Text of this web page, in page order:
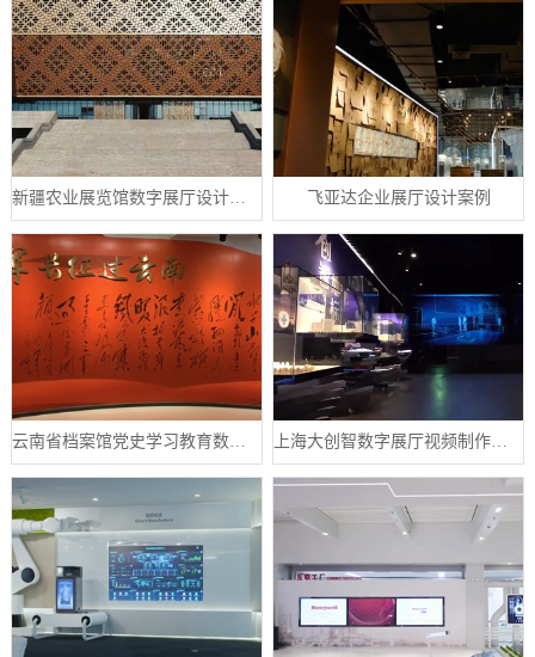
新疆农业展览馆数字展厅设计案例 飞亚达企业展厅设计案例
云南省档案馆党史学习教育数字展厅案例 上海大创智数字展厅视频制作案例分享